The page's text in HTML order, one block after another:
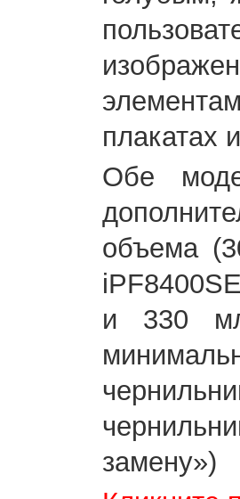
плакатах
Обе
объема
и 330 мл
замену»)